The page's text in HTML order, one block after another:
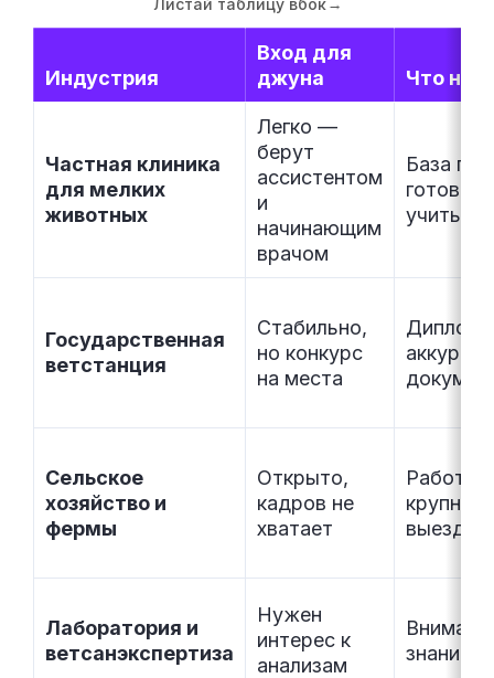
Индустрия
Вход для
джуна
Что
Частная клиника
для мелких
животных
Легко —
берут
ассистентом
и
начинающим
врачом
База по
учиться
Государственная
ветстанция
Стабильно,
но конкурс
на места
Диплом,
Сельское
хозяйство и
фермы
Открыто,
кадров не
хватает
Работа с
выезды
Лаборатория и
ветсанэкспертиза
Нужен
интерес к
анализам
знание